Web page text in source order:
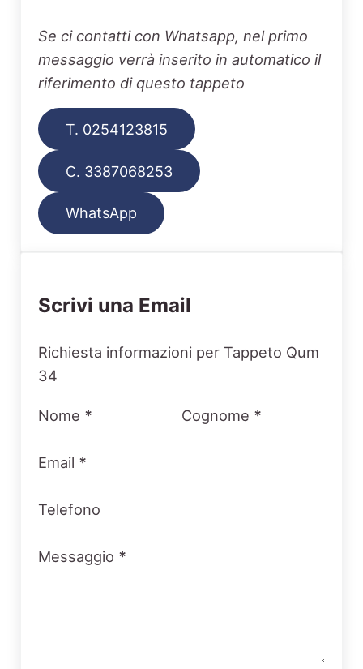
Se ci contatti con Whatsapp, nel primo
messaggio verrà inserito in automatico il
riferimento di questo tappeto
T. 0254123815
C. 3387068253
WhatsApp
Scrivi una Email
Section
Richiesta informazioni per Tappeto Qum
34
Nome * Cognome *
Email *
Telefono
Messaggio *